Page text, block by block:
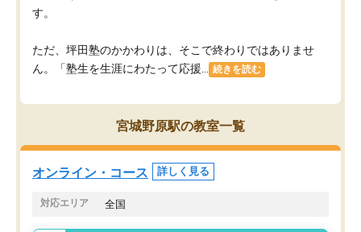
す。
ただ、坪田塾のかかわりは、そこで終わりではありませ
ん。「塾生を生涯にわたって応援...
続きを読む
宮城野原駅の教室一覧
オンライン・コース 詳しく見る
対応エリア 全国